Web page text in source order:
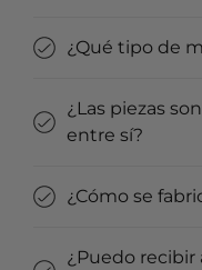
¿Qué tipo de
¿Las piezas
entre sí?
¿Cómo se
¿Puedo recibir